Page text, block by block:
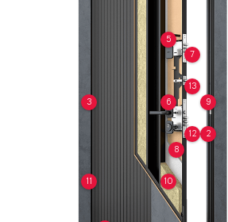
2
3
5
6
7
8
9
10
11
12
13